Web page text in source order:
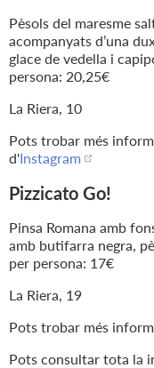
Pèsols del maresme
acompanyats d’una
glace de vedella i
persona: 20,25€
La Riera, 10
Pots trobar més
d'Instagram
Pizzicato Go!
Pinsa Romana amb
amb butifarra negra,
per persona: 17€
La Riera, 19
Pots trobar més
Pots consultar tota la